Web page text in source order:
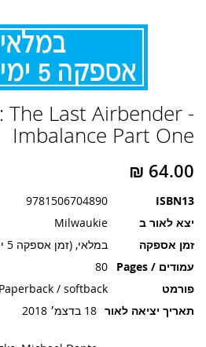
The Last Airbender -
Imbalance Part One
ISBN13
9781506704890
יצא לאור ב
Milwaukie
זמן אספקה
במלאי, (זמן אספקה 5 ימי עסקים)
עמודים / Pages
80
פורמט
Paperback / softback
תאריך יציאה לאור 18 בדצמ׳ 2018
להתחלה
של
גלריית